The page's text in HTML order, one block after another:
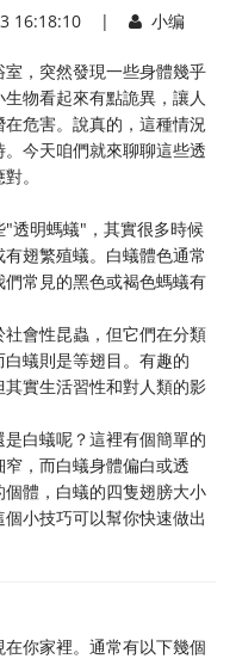
16:18:10 | 小编
，突然發現一些身體幾乎
物看起來有點詭異，讓人
危害。說真的，這種情況
今天咱們就來聊聊這些透
。
透明螞蟻"，其實很多時候
翅繁殖蟻。白蟻體色通常
常見的黑色或褐色螞蟻有
會性昆蟲，但它們在分類
蟻則是等翅目。有趣的
實生活習性和對人類的影
白蟻呢？這裡有個簡單的
，而白蟻身體偏白或透
體，白蟻的四隻翅膀大小
小技巧可以幫你快速做出
你家裡。通常有以下幾個